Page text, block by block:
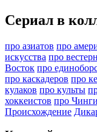
Сериал в
про азиатов про
искусства про вестерн
Восток про
про каскадеров про
кулаков про культы
хоккеистов про
Происхождение